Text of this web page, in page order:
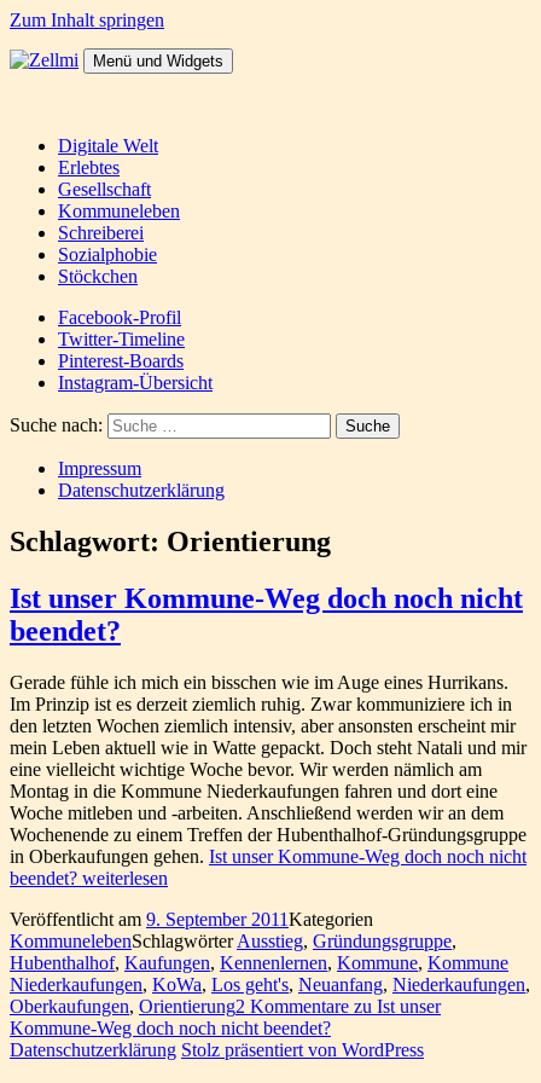
Zum Inhalt springen
Menü und Widgets
Digitale Welt
Erlebtes
Gesellschaft
Kommuneleben
Schreiberei
Sozialphobie
Stöckchen
Facebook-Profil
Twitter-Timeline
Pinterest-Boards
Instagram-Übersicht
Suche nach:
Impressum
Datenschutzerklärung
Schlagwort: Orientierung
Ist unser Kommune-Weg doch noch nicht
beendet?
Gerade fühle ich mich ein bisschen wie im Auge eines Hurrikans.
Im Prinzip ist es derzeit ziemlich ruhig. Zwar kommuniziere ich in
den letzten Wochen ziemlich intensiv, aber ansonsten erscheint mir
mein Leben aktuell wie in Watte gepackt. Doch steht Natali und mir
eine vielleicht wichtige Woche bevor. Wir werden nämlich am
Montag in die Kommune Niederkaufungen fahren und dort eine
Woche mitleben und -arbeiten. Anschließend werden wir an dem
Wochenende zu einem Treffen der Hubenthalhof-Gründungsgruppe
in Oberkaufungen gehen. Ist unser Kommune-Weg doch noch nicht
beendet? weiterlesen
Veröffentlicht am 9. September 2011Kategorien
KommunelebenSchlagwörterAusstieg, Gründungsgruppe,
Hubenthalhof, Kaufungen, Kennenlernen, Kommune, Kommune
Niederkaufungen, KoWa, Los geht's, Neuanfang, Niederkaufungen,
Oberkaufungen, Orientierung2 Kommentare zu Ist unser
Kommune-Weg doch noch nicht beendet?
Datenschutzerklärung Stolz präsentiert von WordPress